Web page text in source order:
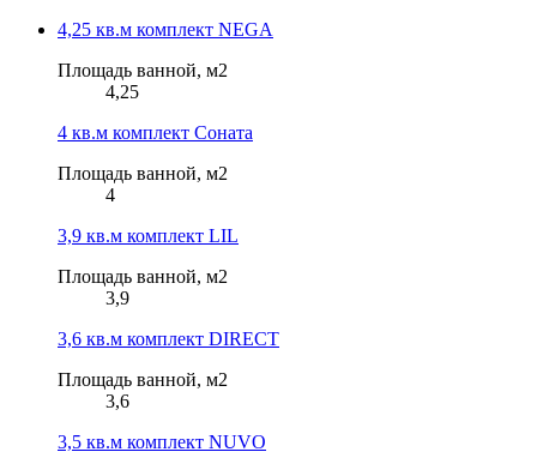
4,25 кв.м комплект NEGA
Площадь ванной, м2
4,25
4 кв.м комплект Соната
Площадь ванной, м2
4
3,9 кв.м комплект LIL
Площадь ванной, м2
3,9
3,6 кв.м комплект DIRECT
Площадь ванной, м2
3,6
3,5 кв.м комплект NUVO